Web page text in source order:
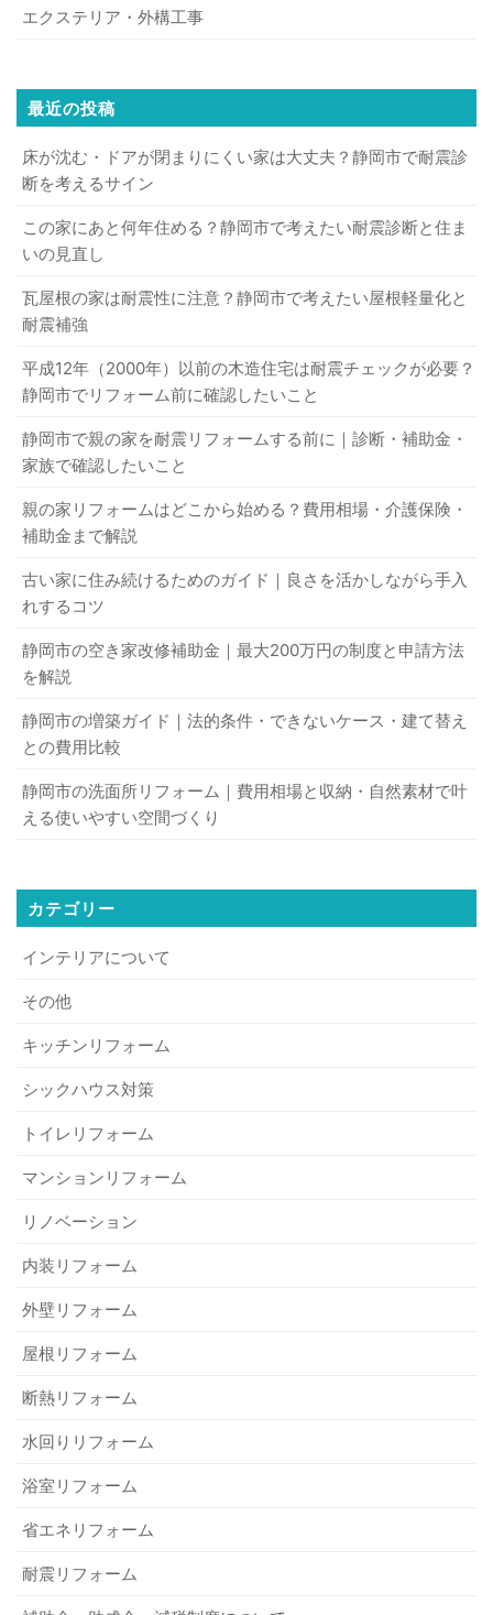
エクステリア・外構工事
最近の投稿
床が沈む・ドアが閉まりにくい家は大丈夫？静岡市で耐震診
断を考えるサイン
この家にあと何年住める？静岡市で考えたい耐震診断と住ま
いの見直し
瓦屋根の家は耐震性に注意？静岡市で考えたい屋根軽量化と
耐震補強
平成12年（2000年）以前の木造住宅は耐震チェックが必要？
静岡市でリフォーム前に確認したいこと
静岡市で親の家を耐震リフォームする前に｜診断・補助金・
家族で確認したいこと
親の家リフォームはどこから始める？費用相場・介護保険・
補助金まで解説
古い家に住み続けるためのガイド｜良さを活かしながら手入
れするコツ
静岡市の空き家改修補助金｜最大200万円の制度と申請方法
を解説
静岡市の増築ガイド｜法的条件・できないケース・建て替え
との費用比較
静岡市の洗面所リフォーム｜費用相場と収納・自然素材で叶
える使いやすい空間づくり
カテゴリー
インテリアについて
その他
キッチンリフォーム
シックハウス対策
トイレリフォーム
マンションリフォーム
リノベーション
内装リフォーム
外壁リフォーム
屋根リフォーム
断熱リフォーム
水回りリフォーム
浴室リフォーム
省エネリフォーム
耐震リフォーム